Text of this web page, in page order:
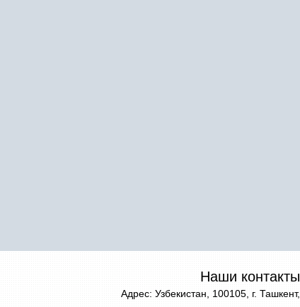
Наши контакты
Адрес: Узбекистан, 100105, г. Ташкент,